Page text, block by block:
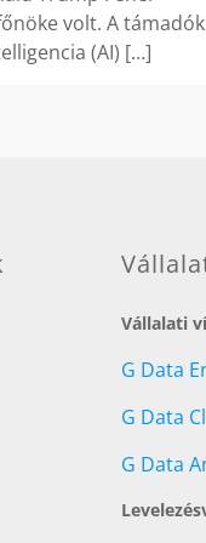
volt. A támadók
(AI) […]
Vállalati
G Data
G Data
G Data